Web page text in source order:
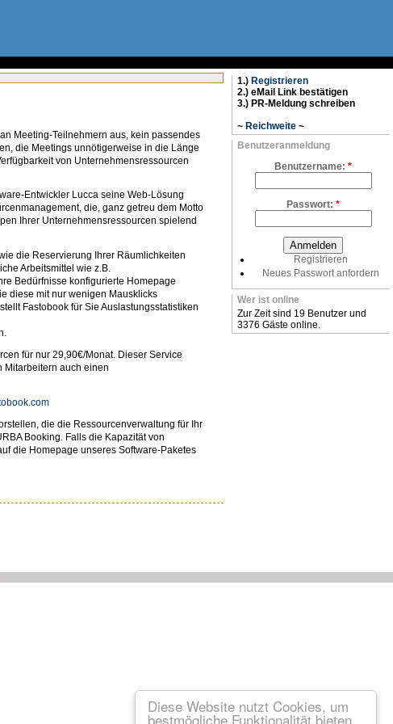
Diese Website nutzt Cookies, um
bestmögliche Funktionalität bieten
Meeting-Teilnehmern aus, kein passendes
die Meetings unnötigerweise in die Länge
von Unternehmensressourcen
Entwickler Lucca seine Web-Lösung
die, ganz getreu dem Motto
Ihrer Unternehmensressourcen spielend
die Reservierung Ihrer Räumlichkeiten
Arbeitsmittel wie z.B.
Bedürfnisse konfigurierte Homepage
diese mit nur wenigen Mausklicks
Fastobook für Sie Auslastungsstatistiken
für nur 29,90€/Monat. Dieser Service
Mitarbeitern auch einen
die die Ressourcenverwaltung für Ihr
Booking. Falls die Kapazität von
die Homepage unseres Software-Paketes
1.) Registrieren
2.) eMail Link bestätigen
3.) PR-Meldung schreiben
~ Reichweite ~
Benutzeranmeldung
Benutzername: *
Passwort: *
Registrieren
Neues Passwort anfordern
Wer ist online
Zur Zeit sind 19 Benutzer und
3376 Gäste online.